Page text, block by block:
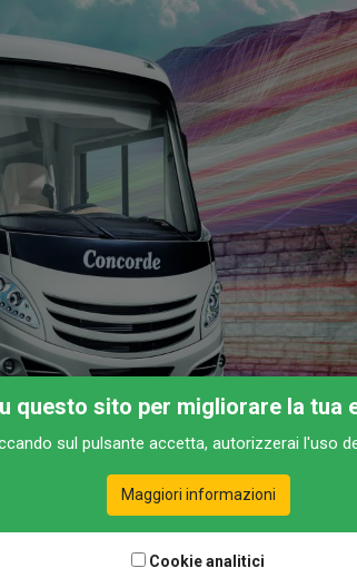
questo sito per migliorare la tua
sul pulsante accetta, autorizzerai l'uso
Maggiori informazioni
Cookie analitici